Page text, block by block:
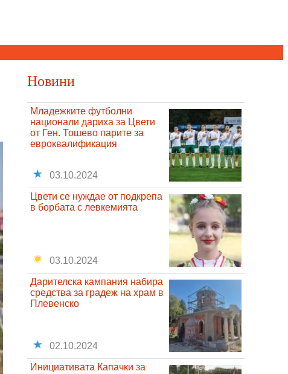
Новини
Младежките футболни
национали дариха за Цвети
от Ген. Тошево парите за
евроквалификация
03.10.2024
Цвети се нуждае от подкрепа
в борбата с левкемията
03.10.2024
Дарителска кампания набира
средства за градеж на храм в
Плевенско
02.10.2024
Инициативата Капачки за